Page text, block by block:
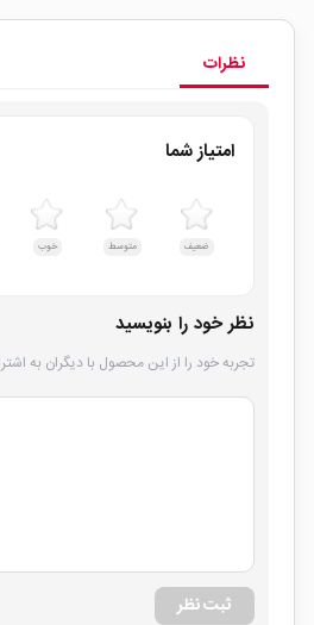
نظرات
امتیاز شما
ضعیف متوسط خوب
نظر خود را بنویسید
تجربه خود را از این محصول با دیگران به
ثبت نظر